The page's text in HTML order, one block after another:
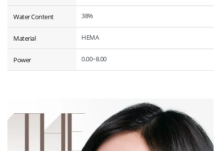
Water Content 38%
Material HEMA
Power 0.00~8.00